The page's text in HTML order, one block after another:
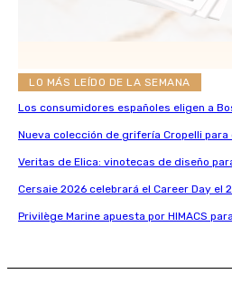
LO MÁS LEÍDO DE LA SEMANA
Los consumidores españoles eligen a
Nueva colección de grifería Cropelli
Veritas de Elica: vinotecas de diseño
Cersaie 2026 celebrará el Career Day el
Privilège Marine apuesta por HIMACS